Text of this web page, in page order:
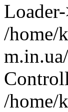
/home/
/home/